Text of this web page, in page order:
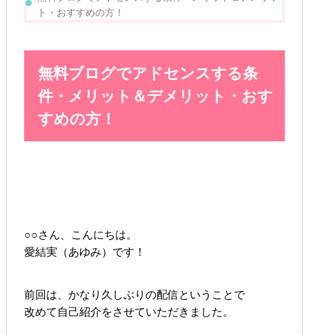
ト・おすすめの方！
無料ブログでアドセンスする条
件・メリット＆デメリット・おす
すめの方！
○○さん、こんにちは。
愛結実（あゆみ）です！
前回は、かなり久しぶりの配信ということで
改めて自己紹介をさせていただきました。